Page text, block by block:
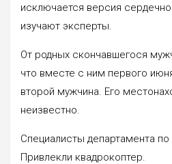
исключается версия
изучают эксперты.
От родных скончавшегося
что вместе с ним первого
второй мужчина. Его
неизвестно.
Специалисты департамента
Привлекли квадрокоптер.